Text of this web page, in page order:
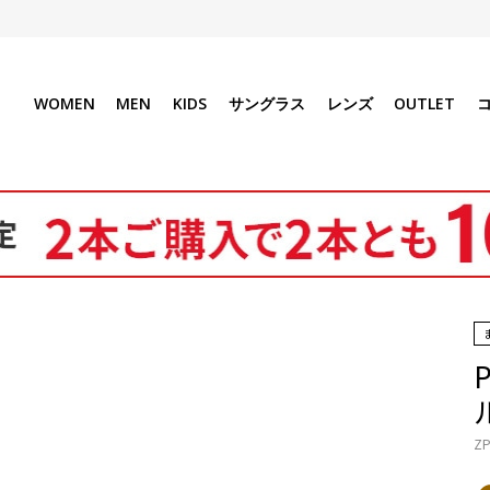
WOMEN MEN KIDS サングラス レンズ OUTLET